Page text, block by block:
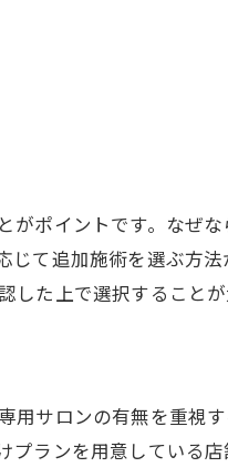
選び方
解説
解説
学ぶ
消
徴
ポイントです。なぜ
て追加施術を選ぶ方
た上で選択することが
サロンの有無を重視
ランを用意している